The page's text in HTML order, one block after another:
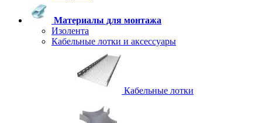
Материалы для монтажа
Изолента
Кабельные лотки и аксессуары
Кабельные лотки